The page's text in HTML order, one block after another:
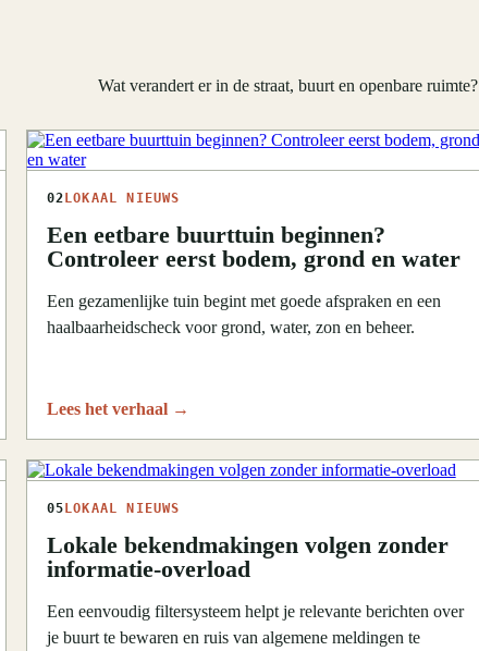
Wat verandert er in de straat, buurt en openbare ruimte?
02 LOKAAL NIEUWS
Een eetbare buurttuin beginnen?
Controleer eerst bodem, grond en water
Een gezamenlijke tuin begint met goede afspraken en een
haalbaarheidscheck voor grond, water, zon en beheer.
Lees het verhaal →
05 LOKAAL NIEUWS
Lokale bekendmakingen volgen zonder
informatie-overload
Een eenvoudig filtersysteem helpt je relevante berichten over
je buurt te bewaren en ruis van algemene meldingen te